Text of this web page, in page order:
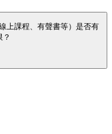
上課程、有聲書等）是否有
？